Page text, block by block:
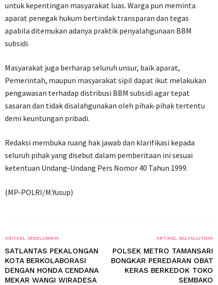
untuk kepentingan masyarakat luas. Warga pun meminta
aparat penegak hukum bertindak transparan dan tegas
apabila ditemukan adanya praktik penyalahgunaan BBM
subsidi.
Masyarakat juga berharap seluruh unsur, baik aparat,
Pemerintah, maupun masyarakat sipil dapat ikut melakukan
pengawasan terhadap distribusi BBM subsidi agar tepat
sasaran dan tidak disalahgunakan oleh pihak-pihak tertentu
demi keuntungan pribadi.
Redaksi membuka ruang hak jawab dan klarifikasi kepada
seluruh pihak yang disebut dalam pemberitaan ini sesuai
ketentuan Undang-Undang Pers Nomor 40 Tahun 1999.
(MP-POLRI/M.Yusup)
ARITKEL SEBELUMNYA
SATLANTAS PEKALONGAN
KOTA BERKOLABORASI
DENGAN HONDA CENDANA
MEKAR WANGI WIRADESA
ARTIKEL SELANJUTNYA
POLSEK METRO TAMANSARI
BONGKAR PEREDARAN OBAT
KERAS BERKEDOK TOKO
SEMBAKO